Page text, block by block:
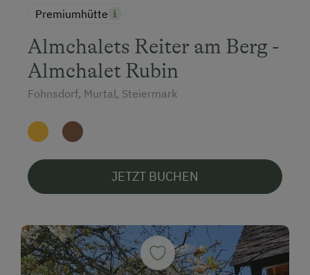
Premiumhütte
Almchalets Reiter am Berg -
Almchalet Rubin
Fohnsdorf, Murtal, Steiermark
JETZT BUCHEN